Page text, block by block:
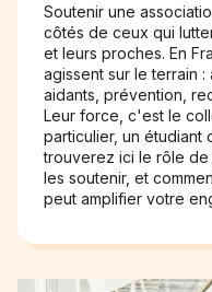
Soutenir une
côtés de ceux qui
et leurs proches. En
agissent sur le terrain
aidants, prévention,
Leur force, c'est le
particulier, un étudiant
trouverez ici le rôle
les soutenir, et
peut amplifier votre